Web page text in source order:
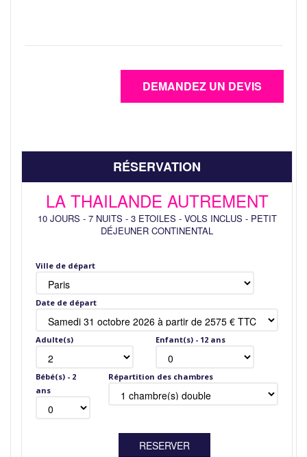
RÉSERVATION
LA THAILANDE AUTREMENT
10 JOURS -7 NUITS -3 ETOILES -VOLS INCLUS -PETIT
DÉJEUNER CONTINENTAL
Ville de départ
Date de départ
Adulte(s) Enfant(s) - 12 ans
Bébé(s) - 2
ans
Répartition des chambres